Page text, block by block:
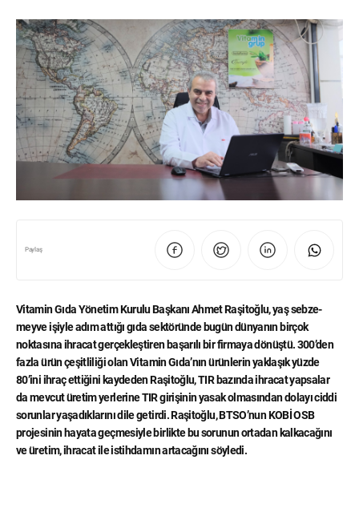
Paylaş
Vitamin Gıda Yönetim Kurulu Başkanı Ahmet Raşitoğlu, yaş sebze-
meyve işiyle adım attığı gıda sektöründe bugün dünyanın birçok
noktasına ihracat gerçekleştiren başarılı bir firmaya dönüştü. 300’den
fazla ürün çeşitliliği olan Vitamin Gıda’nın ürünlerin yaklaşık yüzde
80’ini ihraç ettiğini kaydeden Raşitoğlu, TIR bazında ihracat yapsalar
da mevcut üretim yerlerine TIR girişinin yasak olmasından dolayı ciddi
sorunlar yaşadıklarını dile getirdi. Raşitoğlu, BTSO’nun KOBİ OSB
projesinin hayata geçmesiyle birlikte bu sorunun ortadan kalkacağını
ve üretim, ihracat ile istihdamın artacağını söyledi.